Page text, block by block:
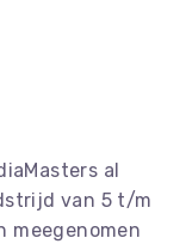
al
van 5 t/m
meegenomen